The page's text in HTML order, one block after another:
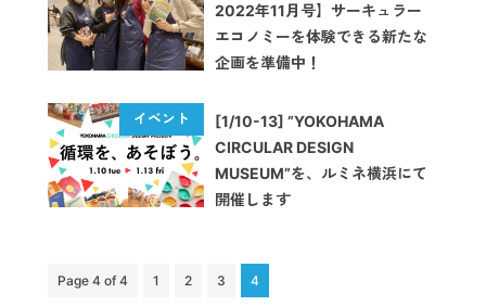
2022年11月号】サーキュラー
エコノミーを体験できる新たな
企画を準備中！
[1/10-13] ”YOKOHAMA
CIRCULAR DESIGN
MUSEUM”を、ルミネ横浜にて
開催します
Page 4 of 4 1 2 3 4